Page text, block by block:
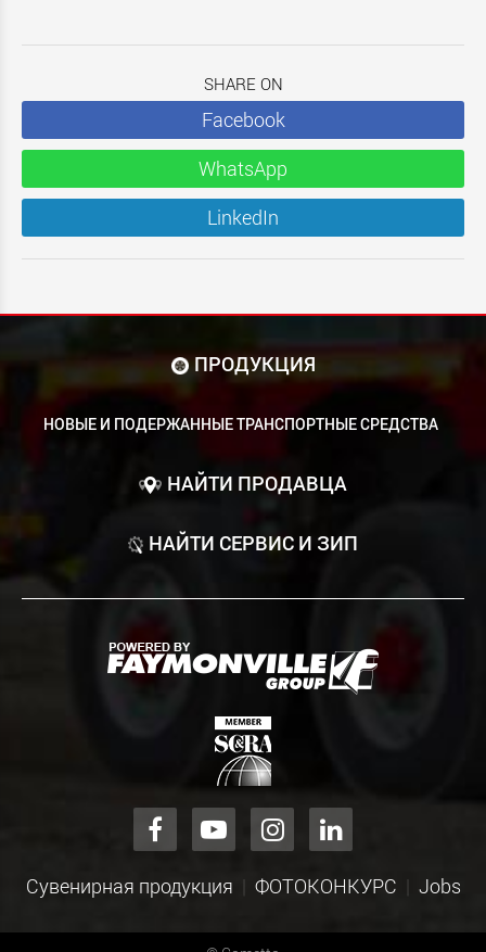
SHARE ON
Facebook
WhatsApp
LinkedIn
ПРОДУКЦИЯ
НОВЫЕ И ПОДЕРЖАННЫЕ ТРАНСПОРТНЫЕ СРЕДСТВА
НАЙТИ ПРОДАВЦА
НАЙТИ СЕРВИС И ЗИП
Сувенирная продукция ФОТОКОНКУРС Jobs